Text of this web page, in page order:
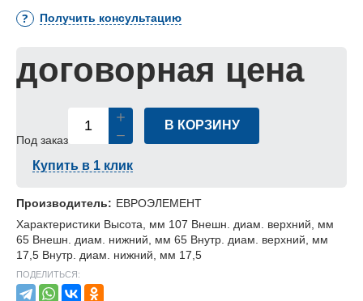
Получить консультацию
договорная цена
Под заказ
В КОРЗИНУ
Купить в 1 клик
Производитель: ЕВРОЭЛЕМЕНТ
Характеристики Высота, мм 107 Внешн. диам. верхний, мм
65 Внешн. диам. нижний, мм 65 Внутр. диам. верхний, мм
17,5 Внутр. диам. нижний, мм 17,5
ПОДЕЛИТЬСЯ: